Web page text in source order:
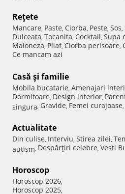
Reţete
Mancare, Paste, Ciorba, Peste, Sos,
Dulceata, Tocanita, Cocktail, Supa
Maioneza, Pilaf, Ciorba perisoare,
Ce mancam azi
Casă şi familie
Mobila bucatarie, Amenajari
Dormitoare, Design interior,
singura, Gravide, Femei curajoase,
Actualitate
Din culise, Interviu, Stirea zilei,
autism, Despărţiri celebre, Vesti
Horoscop
Horoscop 2026,
Horoscop 2025,